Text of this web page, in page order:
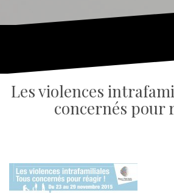
Les violences
concernés pour